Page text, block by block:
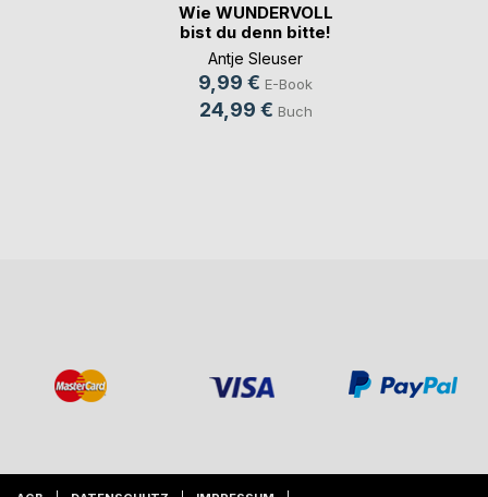
Wie WUNDERVOLL
bist du denn bitte!
Antje Sleuser
9,99 € E-Book
24,99 € Buch